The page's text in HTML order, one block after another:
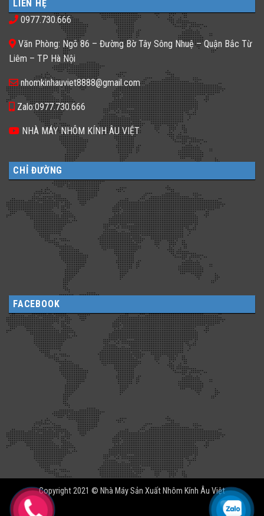
thiếu
sáng
tối
𝐊𝐡𝐚́𝐜𝐡
𝐒𝐚̣𝐧
𝐍𝐞̂𝐧
𝐆𝐚̣𝐜𝐡
𝐊𝐢́𝐧𝐡
𝐓𝐫𝐨𝐧𝐠
𝐓𝐡𝐢𝐞̂́𝐭
𝐊𝐞̂́?
Gạch
kính
màu
đa
dạng
cho
không
gian
sống
LIÊN HỆ
0977.730.666
Văn Phòng: Ngõ 86 – Đường Bờ Tây Sông Nhuệ – Quận Bắc Từ
Liêm – TP Hà Nội
nhomkinhauviet8888@gmail.com
Zalo:0977.730.666
NHÀ MÁY NHÔM KÍNH ÂU VIỆT
CHỈ ĐƯỜNG
FACEBOOK
Copyright 2021 © Nhà Máy Sản Xuất Nhôm Kính Âu Việt